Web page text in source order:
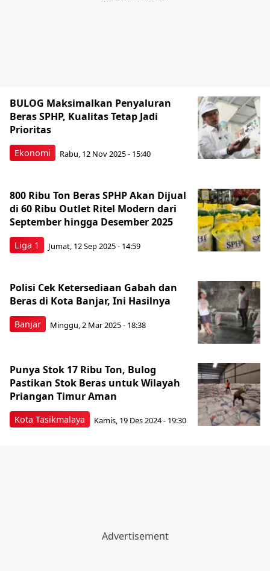
Ekonomi
BULOG Maksimalkan Penyaluran
Beras SPHP, Kualitas Tetap Jadi
Prioritas
Rabu, 12 Nov 2025 - 15:40
Liga 1
800 Ribu Ton Beras SPHP Akan Dijual
di 60 Ribu Outlet Ritel Modern dari
September hingga Desember 2025
Jumat, 12 Sep 2025 - 14:59
Banjar
Polisi Cek Ketersediaan Gabah dan
Beras di Kota Banjar, Ini Hasilnya
Minggu, 2 Mar 2025 - 18:38
Kota Tasikmalaya
Punya Stok 17 Ribu Ton, Bulog
Pastikan Stok Beras untuk Wilayah
Priangan Timur Aman
Kamis, 19 Des 2024 - 19:30